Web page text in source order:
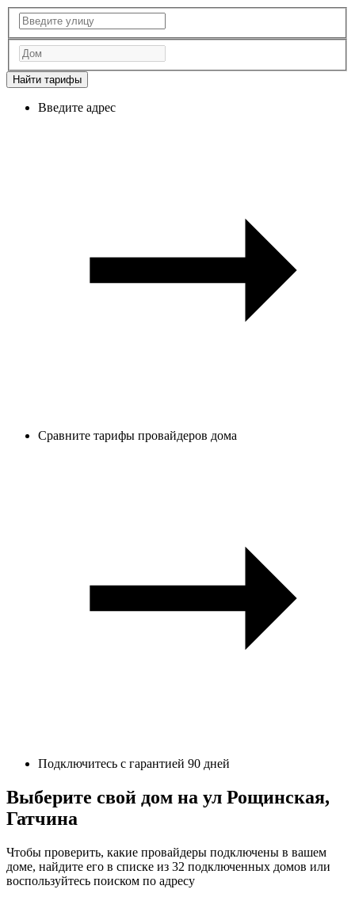
Найти тарифы
Введите адрес
Сравните тарифы провайдеров дома
Подключитесь с гарантией 90 дней
Выберите свой дом на ул Рощинская,
Гатчина
Чтобы проверить, какие провайдеры подключены в вашем
доме, найдите его в списке из 32 подключенных домов или
воспользуйтесь поиском по адресу